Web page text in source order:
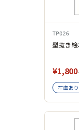
TP026
型抜き
¥1,800
在庫あり